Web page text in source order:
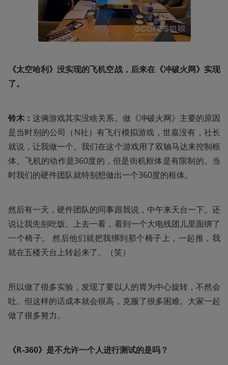
《太空哈利》没实现的飞机空战，后来在《冲破火网》实现
了。
铃木：这俩游戏其实没啥关系。做《冲破火网》主要的原因
是当时别的公司（N社）有飞行模拟游戏，世嘉没有，社长
就说，让我做一个。我们在这个游戏用了双轴马达来控制框
体。飞机的动作是360度的，但是街机框体是有限制的。当
时我们的硬件团队就特别想做出一个360度的框体。
然后有一天，硬件团队的同事跟我说，中午来天台一下。还
说让我先别吃饭。上去一看，看到一个大电线团儿里面绑了
一个椅子。 然后他们就把我绑到那个椅子上，一起推，我
就在五楼天台上转起来了。（笑）
所以做了很多实验，发现了要以人的胃为中心旋转，不然会
吐。但这样的话成本就会很高，克服了很多困难。大家一起
做了很多努力。
《R-360》是不允许一个人进行测试的是吗？